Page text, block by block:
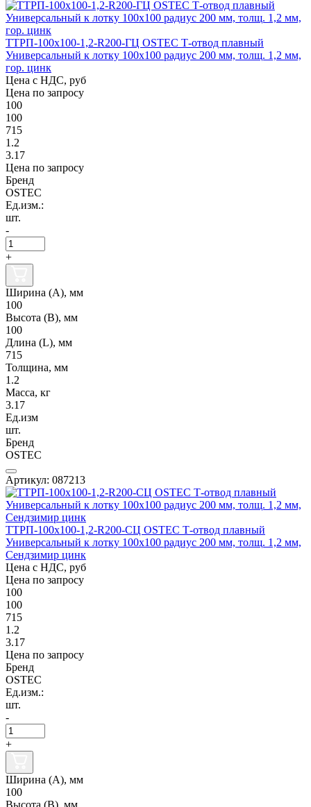
ТТРП-100х100-1,2-R200-ГЦ OSTEC Т-отвод плавный
Универсальный к лотку 100х100 радиус 200 мм, толщ. 1,2 мм,
гор. цинк
Цена с НДС, руб
Цена по запросу
100
100
715
1.2
3.17
Цена по запросу
Бренд
OSTEC
Ед.изм.:
шт.
-
+
Ширина (А), мм
100
Высота (В), мм
100
Длина (L), мм
715
Толщина, мм
1.2
Масса, кг
3.17
Ед.изм
шт.
Бренд
OSTEC
Артикул: 087213
ТТРП-100х100-1,2-R200-СЦ OSTEC Т-отвод плавный
Универсальный к лотку 100х100 радиус 200 мм, толщ. 1,2 мм,
Сендзимир цинк
Цена с НДС, руб
Цена по запросу
100
100
715
1.2
3.17
Цена по запросу
Бренд
OSTEC
Ед.изм.:
шт.
-
+
Ширина (А), мм
100
Высота (В), мм